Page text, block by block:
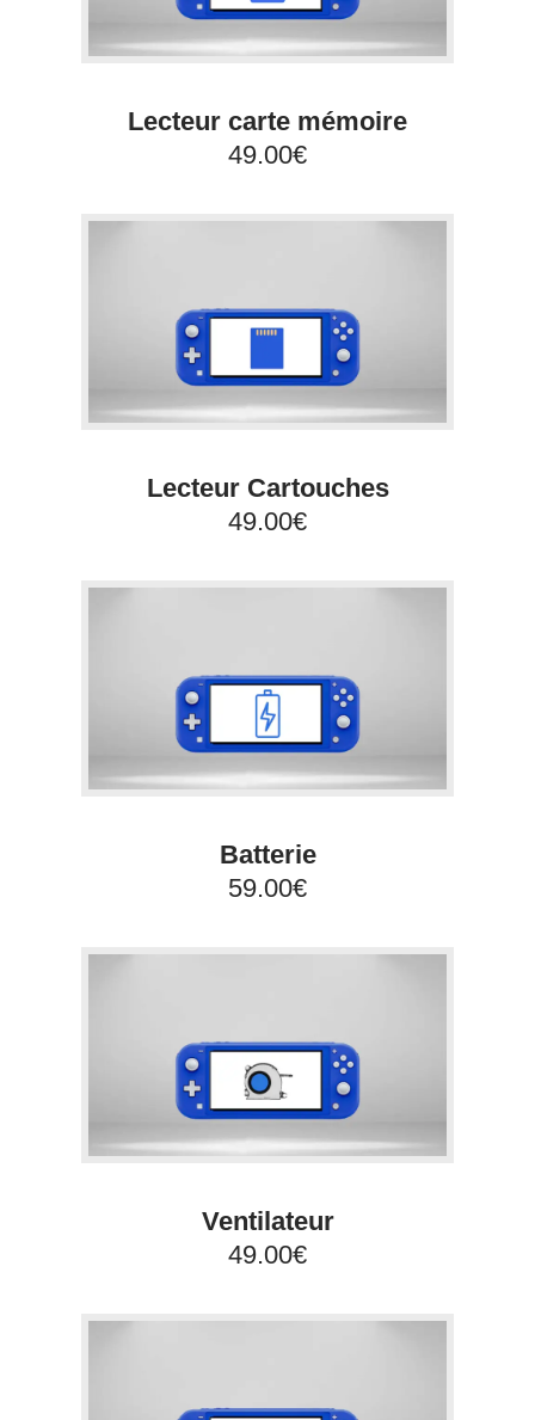
Lecteur carte mémoire
49.00€
Lecteur Cartouches
49.00€
Batterie
59.00€
Ventilateur
49.00€